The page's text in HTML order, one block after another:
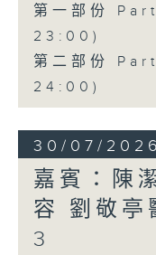
第一部份
23:00)
第二部份
24:00)
30/07/2026
嘉賓：陳
容 劉敬
3